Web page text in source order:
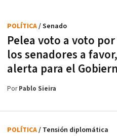
Pelea voto a voto
los senadores a
alerta para el
POLÍTICA/ Senado
PorPablo Sieira
POLÍTICA/ Tensión diplomática